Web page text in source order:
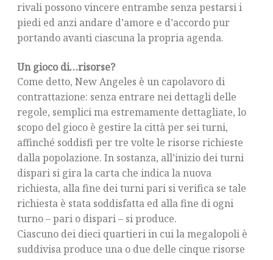
rivali possono vincere entrambe senza pestarsi i
piedi ed anzi andare d’amore e d’accordo pur
portando avanti ciascuna la propria agenda.
Un gioco di…risorse?
Come detto, New Angeles è un capolavoro di
contrattazione: senza entrare nei dettagli delle
regole, semplici ma estremamente dettagliate, lo
scopo del gioco è gestire la città per sei turni,
affinché soddisfi per tre volte le risorse richieste
dalla popolazione. In sostanza, all’inizio dei turni
dispari si gira la carta che indica la nuova
richiesta, alla fine dei turni pari si verifica se tale
richiesta è stata soddisfatta ed alla fine di ogni
turno – pari o dispari – si produce.
Ciascuno dei dieci quartieri in cui la megalopoli è
suddivisa produce una o due delle cinque risorse